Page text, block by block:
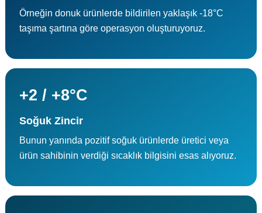
Örneğin donuk ürünlerde bildirilen yaklaşık -18°C
taşıma şartına göre operasyon oluşturuyoruz.
+2 / +8°C
Soğuk Zincir
Bunun yanında pozitif soğuk ürünlerde üretici veya
ürün sahibinin verdiği sıcaklık bilgisini esas alıyoruz.